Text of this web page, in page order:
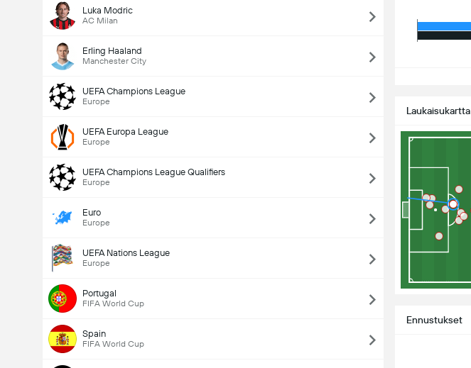
Luka Modric
AC Milan
Erling Haaland
Manchester City
UEFA Champions League
Europe
UEFA Europa League
Europe
UEFA Champions League Qualifiers
Europe
Euro
Europe
UEFA Nations League
Europe
Portugal
FIFA World Cup
Spain
FIFA World Cup
Laukaisukartta
Ennustukset
Ottelussa maaleja yhteensä (2.5)